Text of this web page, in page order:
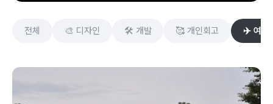
전체 🎨 디자인 🛠️ 개발 🥰 개인회고 ✈️ 여행